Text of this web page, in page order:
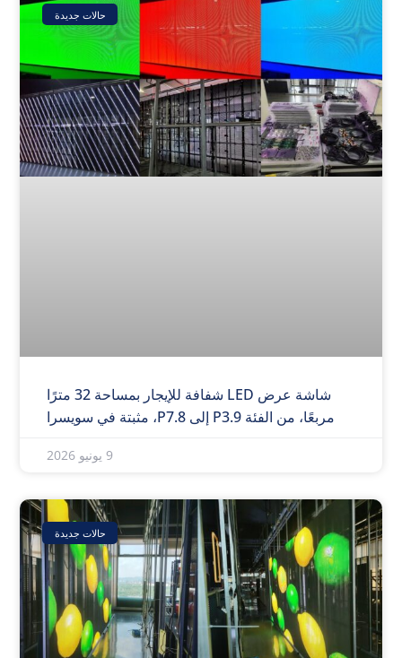
حالات جديدة
شاشة عرض LED شفافة للإيجار بمساحة 32 مترًا
مربعًا، من الفئة P3.9 إلى P7.8، مثبتة في سويسرا
9 يونيو 2026
حالات جديدة